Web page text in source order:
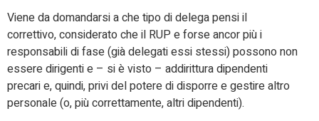
Viene da domandarsi a che tipo di delega pensi il
correttivo, considerato che il RUP e forse ancor più i
responsabili di fase (già delegati essi stessi) possono non
essere dirigenti e – si è visto – addirittura dipendenti
precari e, quindi, privi del potere di disporre e gestire altro
personale (o, più correttamente, altri dipendenti).